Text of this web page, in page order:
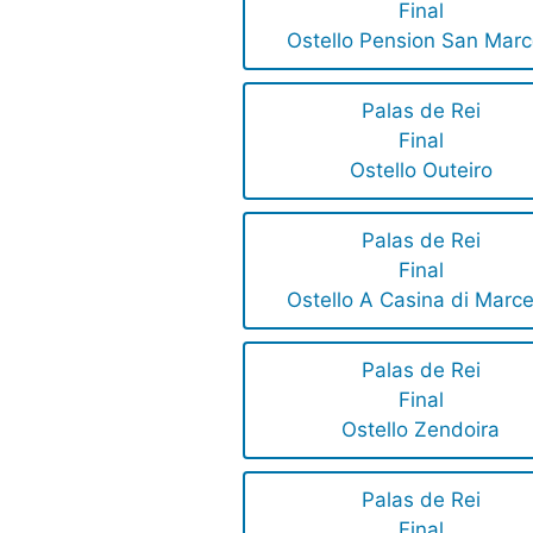
Final
Ostello Pension San
Palas de Rei
Final
Ostello Outeiro
Palas de Rei
Final
Ostello A Casina di
Palas de Rei
Final
Ostello Zendoira
Palas de Rei